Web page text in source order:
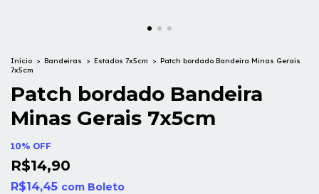
Início > Bandeiras > Estados 7x5cm > Patch bordado Bandeira Minas Gerais
7x5cm
Patch bordado Bandeira
Minas Gerais 7x5cm
10% OFF
R$14,90
R$14,45 com Boleto